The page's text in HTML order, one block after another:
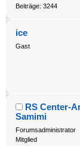
Beiträge: 3244
ice
Gast
RS Center-
Samimi
Forumsadministrator
Mitglied